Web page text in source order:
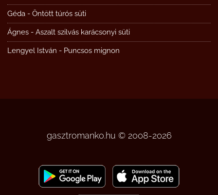
Géda - Öntött túrós süti
Ágnes - Aszalt szilvás karácsonyi süti
Lengyel István - Puncsos mignon
gasztromanko.hu © 2008-2026